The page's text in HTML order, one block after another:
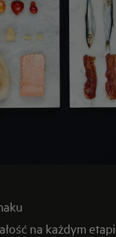
na każdym